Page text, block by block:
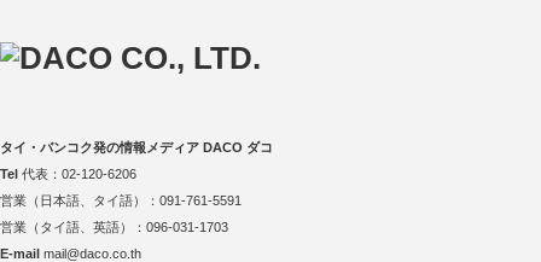
タイ・バンコク発の情報メディア DACO ダコ
Tel 代表：02-120-6206
営業（日本語、タイ語）：091-761-5591
営業（タイ語、英語）：096-031-1703
E-mail mail@daco.co.th